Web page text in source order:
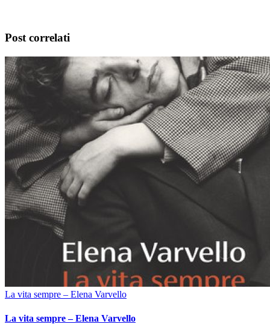
Post correlati
La vita sempre – Elena Varvello
La vita sempre – Elena Varvello